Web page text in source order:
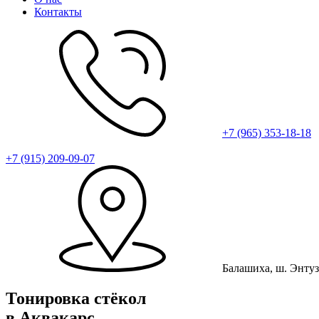
Контакты
+7 (965) 353-18-18
+7 (915) 209-09-07
Балашиха, ш.
Тонировка стёкол